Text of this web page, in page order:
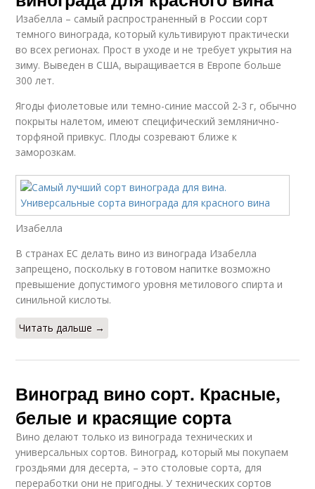
Изабелла – самый распространенный в России сорт
темного винограда, который культивируют практически
во всех регионах. Прост в уходе и не требует укрытия на
зиму. Выведен в США, выращивается в Европе больше
300 лет.
Ягоды фиолетовые или темно-синие массой 2-3 г, обычно
покрыты налетом, имеют специфический землянично-
торфяной привкус. Плоды созревают ближе к
заморозкам.
Изабелла
В странах ЕС делать вино из винограда Изабелла
запрещено, поскольку в готовом напитке возможно
превышение допустимого уровня метилового спирта и
синильной кислоты.
Читать дальше →
Виноград вино сорт. Красные,
белые и красящие сорта
Вино делают только из винограда технических и
универсальных сортов. Виноград, который мы покупаем
гроздьями для десерта, – это столовые сорта, для
переработки они не пригодны. У технических сортов